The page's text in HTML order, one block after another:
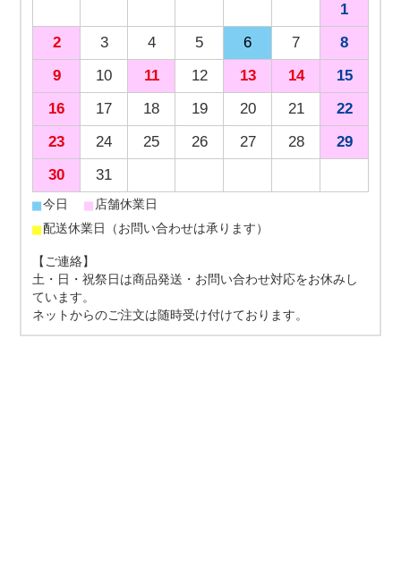
1
2
3 4 5 6 7
8
9
10 11 12 13 14
15
16
17 18 19 20 21
22
23
24 25 26 27 28
29
30
31
■今日 ■ 店舗休業日
■配送休業日（お問い合わせは承ります）
【ご連絡】
土・日・祝祭日は商品発送・お問い合わせ対応をお休みし
ています。
ネットからのご注文は随時受け付けております。